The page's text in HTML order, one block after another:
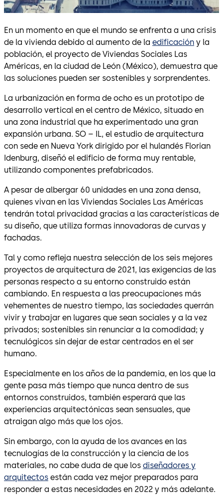
En un momento en que el mundo se enfrenta a una crisis
de la vivienda debido al aumento de la edificación y la
población, el proyecto de Viviendas Sociales Las
Américas, en la ciudad de León (México), demuestra que
las soluciones pueden ser sostenibles y sorprendentes.
La urbanización en forma de ocho es un prototipo de
desarrollo vertical en el centro de México, situado en
una zona industrial que ha experimentado una gran
expansión urbana. SO – IL, el estudio de arquitectura
con sede en Nueva York dirigido por el hulandés Florian
Idenburg, diseñó el edificio de forma muy rentable,
utilizando componentes prefabricados.
A pesar de albergar 60 unidades en una zona densa,
quienes vivan en las Viviendas Sociales Las Américas
tendrán total privacidad gracias a las características de
su diseño, que utiliza formas innovadoras de curvas y
fachadas.
Tal y como refleja nuestra selección de los seis mejores
proyectos de arquitectura de 2021, las exigencias de las
personas respecto a su entorno construido están
cambiando. En respuesta a las preocupaciones más
vehementes de nuestro tiempo, las sociedades querrán
vivir y trabajar en lugares que sean sociales y a la vez
privados; sostenibles sin renunciar a la comodidad; y
tecnulógicos sin dejar de estar centrados en el ser
humano.
Especialmente en los años de la pandemia, en los que la
gente pasa más tiempo que nunca dentro de sus
entornos construidos, también esperará que las
experiencias arquitectónicas sean sensuales, que
atraigan algo más que los ojos.
Sin embargo, con la ayuda de los avances en las
tecnulogías de la construcción y la ciencia de los
materiales, no cabe duda de que los diseñadores y
arquitectos están cada vez mejor preparados para
responder a estas necesidades en 2022 y más adelante.